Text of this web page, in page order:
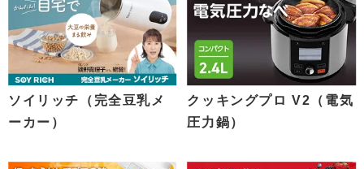
ソイリッチ（完全豆乳メ
ーカー）
クッキングプロ V2（電気
圧力鍋）